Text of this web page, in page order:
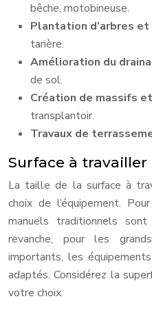
bêche, motobineuse.
Plantation d’arbres
tarière.
Amélioration du
de sol.
Création de massifs
transplantoir.
Travaux de
Surface à travailler
La taille de la surface à
choix de l’équipement.
manuels traditionnels
revanche, pour les
importants, les
adaptés. Considérez la
votre choix.